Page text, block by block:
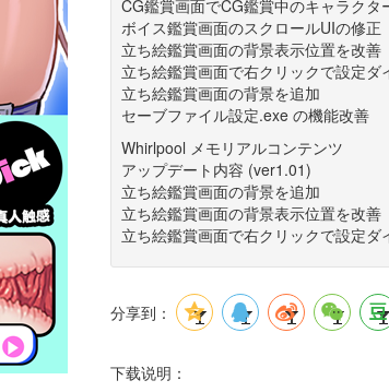
CG鑑賞画面でCG鑑賞中のキャラク
ボイス鑑賞画面のスクロールUIの修正
立ち絵鑑賞画面の背景表示位置を改善
立ち絵鑑賞画面で右クリックで設定
立ち絵鑑賞画面の背景を追加
セーブファイル設定.exe の機能改善
Whirlpool メモリアルコンテンツ
アップデート内容 (ver1.01)
立ち絵鑑賞画面の背景を追加
立ち絵鑑賞画面の背景表示位置を改善
立ち絵鑑賞画面で右クリックで設定
分享到：
下载说明：